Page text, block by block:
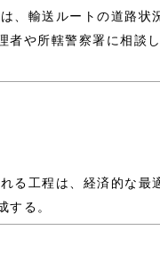
、輸送ルートの道路状
者や所轄警察署に相談
る工程は、経済的な最
する。